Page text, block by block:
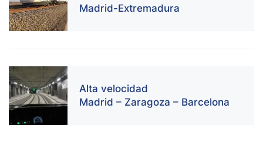
Madrid-Extremadura
Alta velocidad
Madrid – Zaragoza – Barcelona